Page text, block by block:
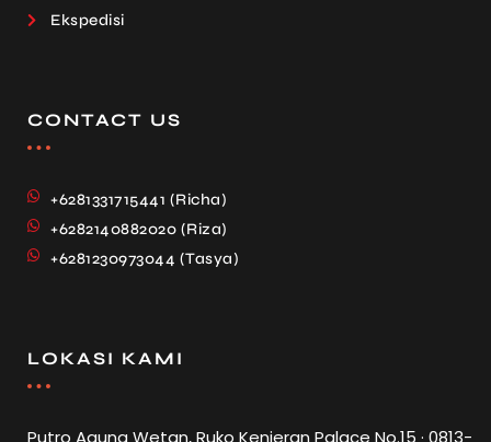
Ekspedisi
CONTACT US
+6281331715441 (Richa)
+6282140882020 (Riza)
+6281230973044 (Tasya)
LOKASI KAMI
Putro Agung Wetan, Ruko Kenjeran Palace No.15 · 0813-